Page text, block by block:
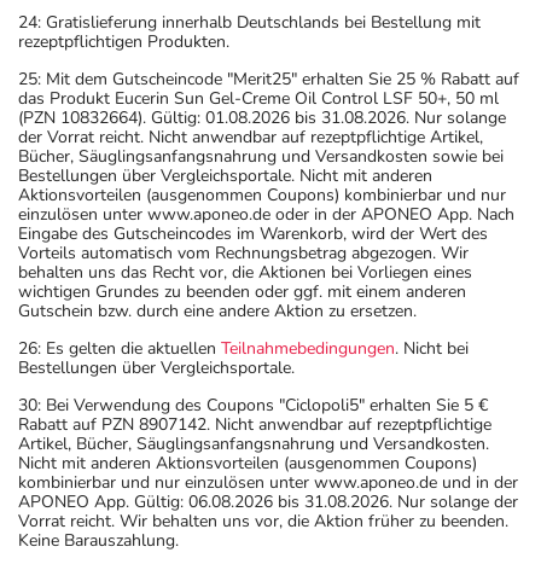
24: Gratislieferung innerhalb Deutschlands bei Bestellung mit
rezeptpflichtigen Produkten.
25: Mit dem Gutscheincode "Merit25" erhalten Sie 25 % Rabatt auf
das Produkt Eucerin Sun Gel-Creme Oil Control LSF 50+, 50 ml
(PZN 10832664). Gültig: 01.08.2026 bis 31.08.2026. Nur solange
der Vorrat reicht. Nicht anwendbar auf rezeptpflichtige Artikel,
Bücher, Säuglingsanfangsnahrung und Versandkosten sowie bei
Bestellungen über Vergleichsportale. Nicht mit anderen
Aktionsvorteilen (ausgenommen Coupons) kombinierbar und nur
einzulösen unter www.aponeo.de oder in der APONEO App. Nach
Eingabe des Gutscheincodes im Warenkorb, wird der Wert des
Vorteils automatisch vom Rechnungsbetrag abgezogen. Wir
behalten uns das Recht vor, die Aktionen bei Vorliegen eines
wichtigen Grundes zu beenden oder ggf. mit einem anderen
Gutschein bzw. durch eine andere Aktion zu ersetzen.
26: Es gelten die aktuellen Teilnahmebedingungen. Nicht bei
Bestellungen über Vergleichsportale.
30: Bei Verwendung des Coupons "Ciclopoli5" erhalten Sie 5 €
Rabatt auf PZN 8907142. Nicht anwendbar auf rezeptpflichtige
Artikel, Bücher, Säuglingsanfangsnahrung und Versandkosten.
Nicht mit anderen Aktionsvorteilen (ausgenommen Coupons)
kombinierbar und nur einzulösen unter www.aponeo.de und in der
APONEO App. Gültig: 06.08.2026 bis 31.08.2026. Nur solange der
Vorrat reicht. Wir behalten uns vor, die Aktion früher zu beenden.
Keine Barauszahlung.